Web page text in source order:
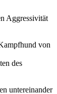
Aggressivität
von
des
untereinander